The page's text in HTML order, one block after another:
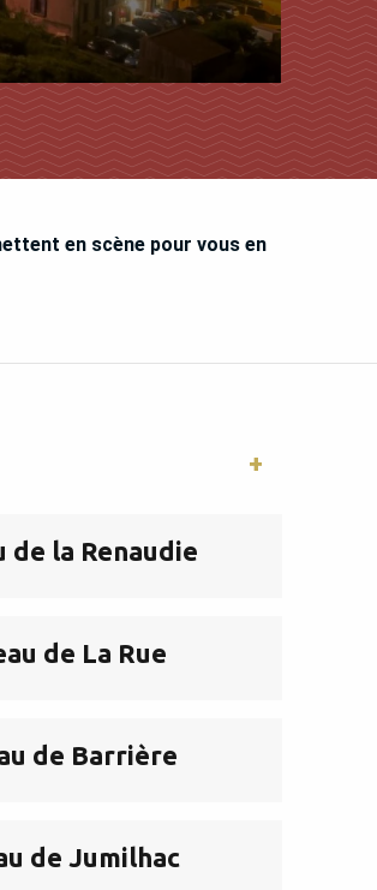
en scène pour vous en
de la Renaudie
de La Rue
de Barrière
de Jumilhac